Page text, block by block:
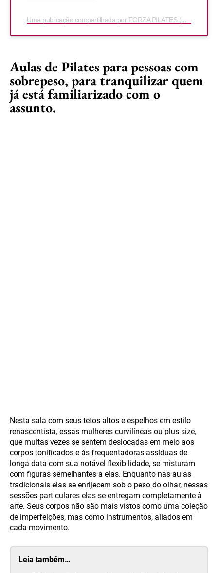
Uma publicação compartilhada por FORZA PILATES (@forzapilates)
Aulas de Pilates para pessoas com
sobrepeso, para tranquilizar quem
já está familiarizado com o
assunto.
Nesta sala com seus tetos altos e espelhos em estilo
renascentista, essas mulheres curvilíneas ou plus size,
que muitas vezes se sentem deslocadas em meio aos
corpos tonificados e às frequentadoras assíduas de
longa data com sua notável flexibilidade, se misturam
com figuras semelhantes a elas. Enquanto nas aulas
tradicionais elas se enrijecem sob o peso do olhar, nessas
sessões particulares elas se entregam completamente à
arte. Seus corpos não são mais vistos como uma coleção
de imperfeições, mas como instrumentos, aliados em
cada movimento.
Leia também…